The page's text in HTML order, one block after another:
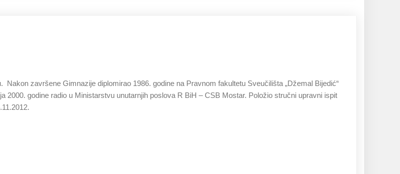
Nakon završene Gimnazije diplomirao 1986. godine na Pravnom fakultetu Sveučilišta „Džemal Bijedić“
2000. godine radio u Ministarstvu unutarnjih poslova R BiH – CSB Mostar. Položio stručni upravni ispit